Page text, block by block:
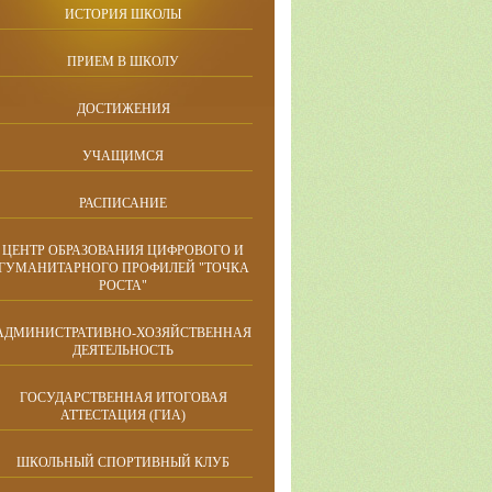
ИСТОРИЯ ШКОЛЫ
ПРИЕМ В ШКОЛУ
ДОСТИЖЕНИЯ
УЧАЩИМСЯ
РАСПИСАНИЕ
ЦЕНТР ОБРАЗОВАНИЯ ЦИФРОВОГО И
ПРОФИЛЕЙ "ТОЧКА
РОСТА"
ХОЗЯЙСТВЕННАЯ
ДЕЯТЕЛЬНОСТЬ
ГОСУДАРСТВЕННАЯ ИТОГОВАЯ
АТТЕСТАЦИЯ (ГИА)
ШКОЛЬНЫЙ СПОРТИВНЫЙ КЛУБ